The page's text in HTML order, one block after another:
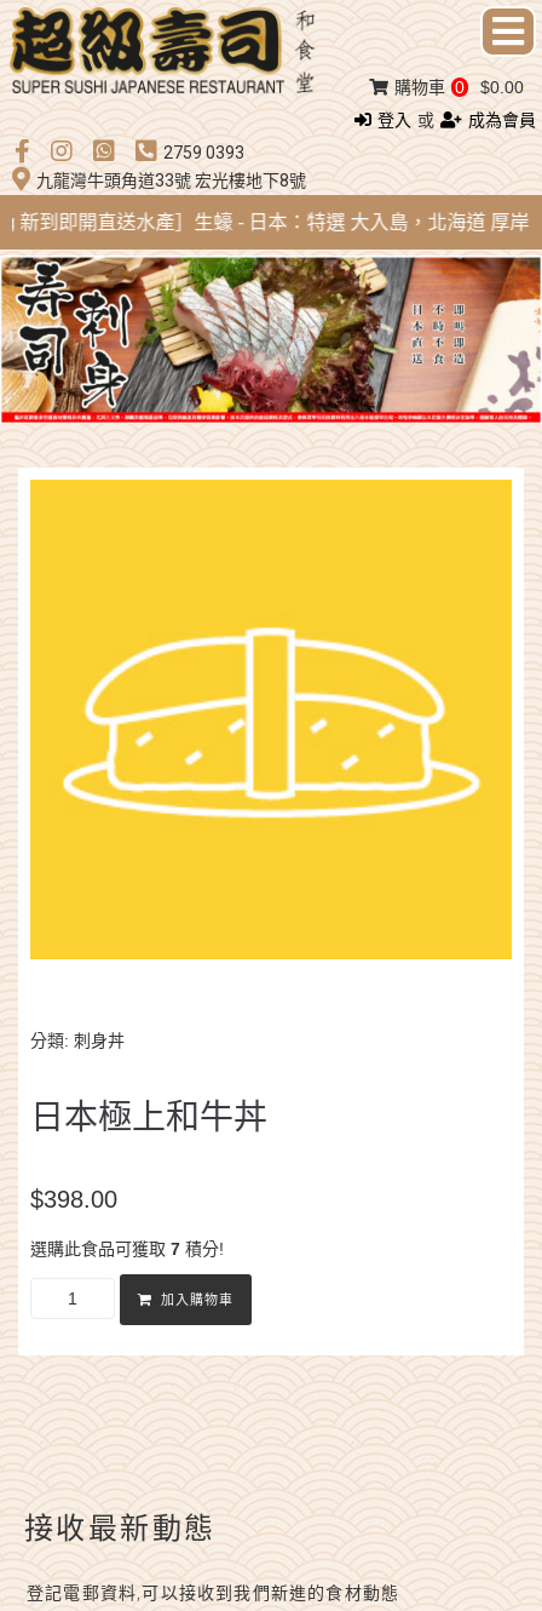
登入 或
成為會員
2759 0393
九龍灣牛頭角道33號 宏光樓地下8號
購物車 0 $0.00
到即開直送水產］生蠔 - 日本：特選 大入島，北海道 厚岸
分類: 刺身丼
日本極上和牛丼
$398.00
選購此食品可獲取 7 積分!
加入購物車
接收最新動態
登記電郵資料,可以接收到我們新進的食材動態